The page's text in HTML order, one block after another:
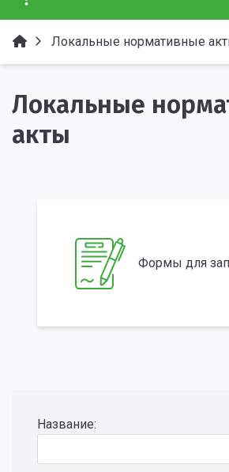
Локальные нормативные
Локальные
акты
Формы для
Название: